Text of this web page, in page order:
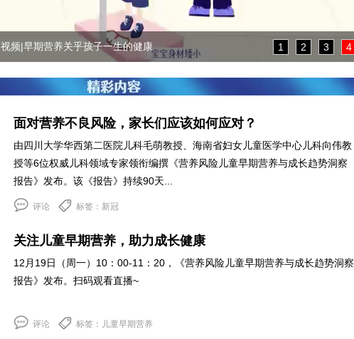
1 2 3 4
下载|《营养风险儿童早期营养与成长趋势洞...
面对营养不良风险，家长们应该如何应对？
由四川大学华西第二医院儿科毛萌教授、海南省妇女儿童医学中心儿科向伟教
授等6位权威儿科领域专家领衔编撰《营养风险儿童早期营养与成长趋势洞察
报告》发布。该《报告》持续90天...
评论 标签：新冠
关注儿童早期营养，助力成长健康
12月19日（周一）10：00-11：20，《营养风险儿童早期营养与成长趋势洞察
报告》发布。扫码观看直播~
评论 标签：儿童早期营养